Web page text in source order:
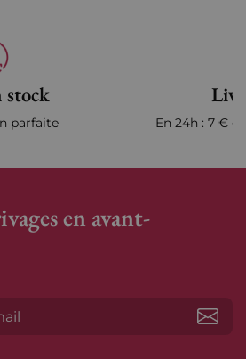
stock
parfaite En 24h : 7 €
en avant-